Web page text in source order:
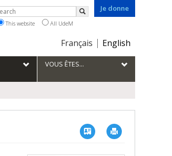
Je donne
Choix
la
langue
Français English
Search
This website All UdeM
VOUS ÊTES...
Vcard